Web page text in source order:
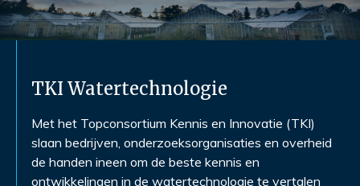
TKI Watertechnologie
Met het Topconsortium Kennis en Innovatie (TKI)
slaan bedrijven, onderzoeksorganisaties en overheid
de handen ineen om de beste kennis en
ontwikkelingen in de watertechnologie te vertalen